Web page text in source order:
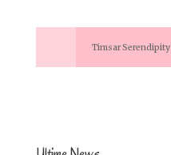
Timsar Serendipity